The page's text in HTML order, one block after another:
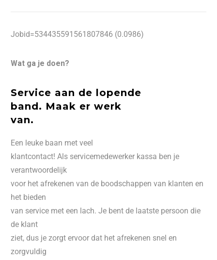
Jobid=534435591561807846 (0.0986)
Wat ga je doen?
Service aan de lopende
band. Maak er werk
van.
Een leuke baan met veel
klantcontact! Als servicemedewerker kassa ben je
verantwoordelijk
voor het afrekenen van de boodschappen van klanten en
het bieden
van service met een lach. Je bent de laatste persoon die
de klant
ziet, dus je zorgt ervoor dat het afrekenen snel en
zorgvuldig